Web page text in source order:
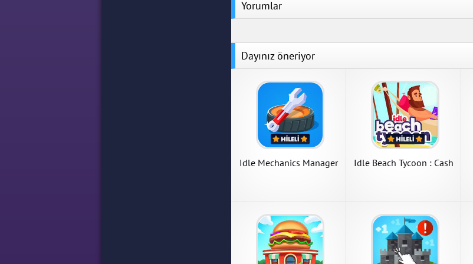
Yorumlar
Dayınız öneriyor
Idle Mechanics Manager
APK İndir
Idle Beach Tycoon : Cash
APK İndir
Cooking Diary
Cooking Diary 2.44.1 Para
Hileli Mod Apk indir